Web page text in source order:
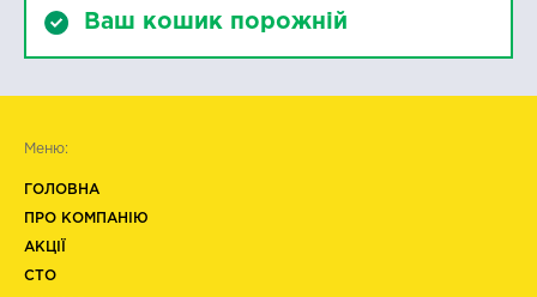
Ваш кошик порожній
Меню:
ГОЛОВНА
ПРО КОМПАНІЮ
АКЦІЇ
СТО